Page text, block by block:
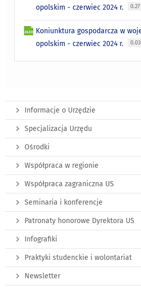
opolskim - czerwiec 2024 r.
Koniunktura gospodarcza w
opolskim - czerwiec 2024 r.
Informacje o Urzędzie
Specjalizacja Urzędu
Ośrodki
Współpraca w regionie
Współpraca zagraniczna US
Seminaria i konferencje
Patronaty honorowe Dyrektora US
Infografiki
Praktyki studenckie i wolontariat
Newsletter